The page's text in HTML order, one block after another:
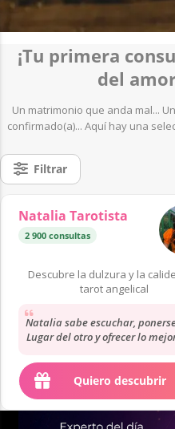
¡Tu primera
del
Un matrimonio que anda mal...
confirmado(a)... Aquí hay una
Filtrar
Natalia Tarotista
2 900 consultas
Descubre la dulzura y la
tarot angelical
Natalia sabe escuchar,
Lugar del otro y ofrecer lo
Gracias...
Quiero descubrir